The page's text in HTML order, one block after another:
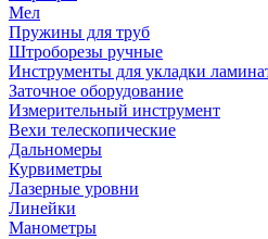
Мел
Пружины для труб
Штроборезы ручные
Инструменты для укладки
Заточное оборудование
Измерительный инструмент
Вехи телескопические
Дальномеры
Курвиметры
Лазерные уровни
Линейки
Манометры